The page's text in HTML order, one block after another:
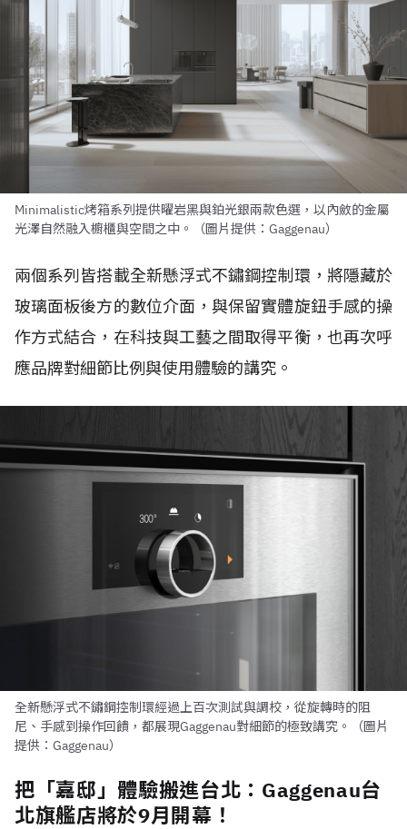
Minimalistic烤箱系列提供曜岩黑與鉑光銀兩款色選，以內斂的金屬
光澤自然融入櫥櫃與空間之中。（圖片提供：Gaggenau）
兩個系列皆搭載全新懸浮式不鏽鋼控制環，將隱藏於
玻璃面板後方的數位介面，與保留實體旋鈕手感的操
作方式結合，在科技與工藝之間取得平衡，也再次呼
應品牌對細節比例與使用體驗的講究。
全新懸浮式不鏽鋼控制環經過上百次測試與調校，從旋轉時的阻
尼、手感到操作回饋，都展現Gaggenau對細節的極致講究。（圖片
提供：Gaggenau）
把「嘉邸」體驗搬進台北：Gaggenau台
北旗艦店將於9月開幕！